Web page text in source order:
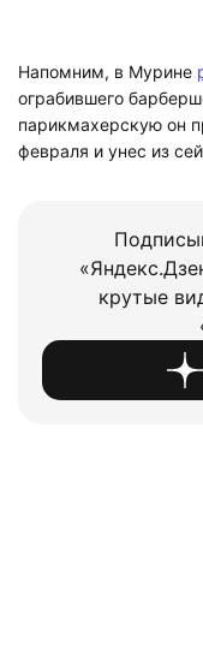
Напомним, в Мурине
ограбившего
парикмахерскую он
февраля и унес из
крутые